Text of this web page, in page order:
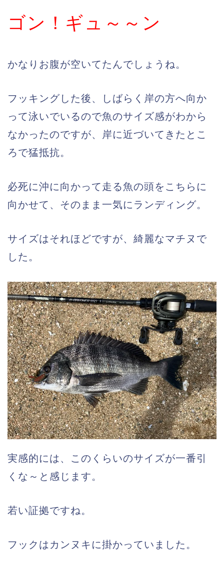
ゴン！ギュ～～ン
かなりお腹が空いてたんでしょうね。
フッキングした後、しばらく岸の方へ向か
って泳いでいるので魚のサイズ感がわから
なかったのですが、岸に近づいてきたとこ
ろで猛抵抗。
必死に沖に向かって走る魚の頭をこちらに
向かせて、そのまま一気にランディング。
サイズはそれほどですが、綺麗なマチヌで
した。
実感的には、このくらいのサイズが一番引
くな～と感じます。
若い証拠ですね。
フックはカンヌキに掛かっていました。